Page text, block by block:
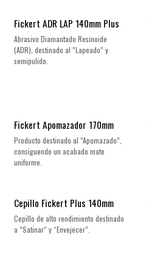
Fickert ADR LAP 140mm Plus
Abrasivo Diamantado Resinoide
(ADR), destinado al ”Lapeado” y
semipulido.
Fickert Apomazador 170mm
Producto destinado al ”Apomazado”,
consiguendo un acabado mate
uniforme.
Cepillo Fickert Plus 140mm
Cepillo de alto rendimiento destinado
a ”Satinar” y “Envejecer”.